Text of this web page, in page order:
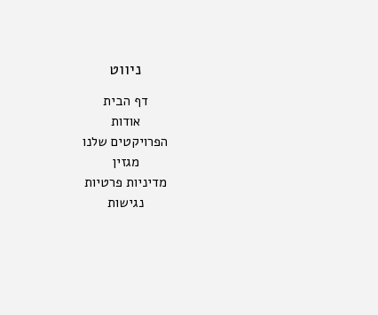
ניווט
דף הבית
אודות
הפרויקטים שלנו
מגזין
מדיניות פרטיות
נגישות